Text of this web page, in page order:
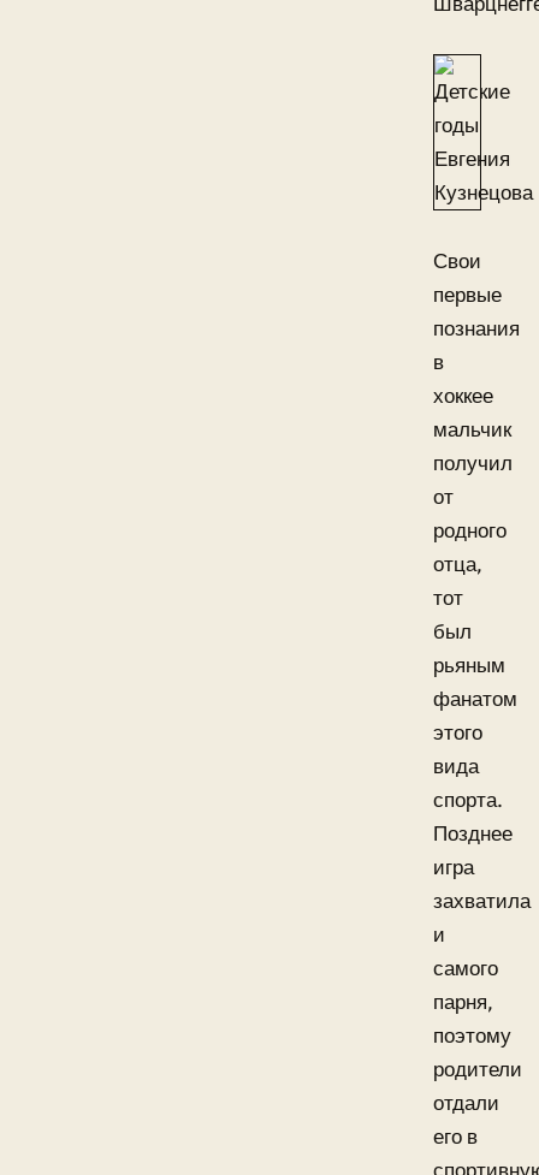
Свои
первые
познания
в
хоккее
мальчик
получил
от
родного
отца,
тот
был
рьяным
фанатом
этого
вида
спорта.
Позднее
игра
захватила
и
самого
парня,
поэтому
родители
отдали
его в